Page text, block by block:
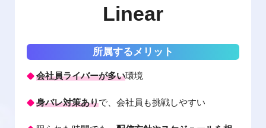
Linear
所属するメリット
会社員ライバーが多い環境
身バレ対策ありで、会社員も挑戦しやすい